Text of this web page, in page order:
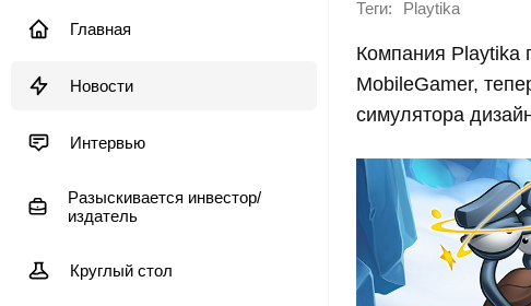
Главная
Новости
Интервью
Разыскивается инвестор/
издатель
Круглый стол
Теги: Playtika
Компания Playtika
MobileGamer,
симулятора